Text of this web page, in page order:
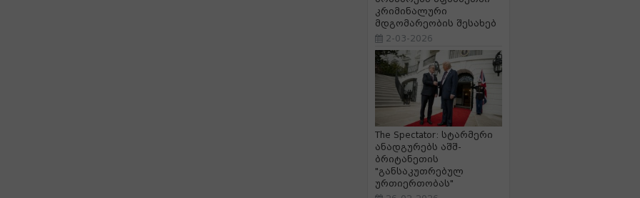
კრიმინალური
მდგომარეობის შესახებ
2-03-2026
The Spectator: სტარმერი
ანადგურებს აშშ-
ბრიტანეთის
"განსაკუთრებულ
ურთიერთობას"